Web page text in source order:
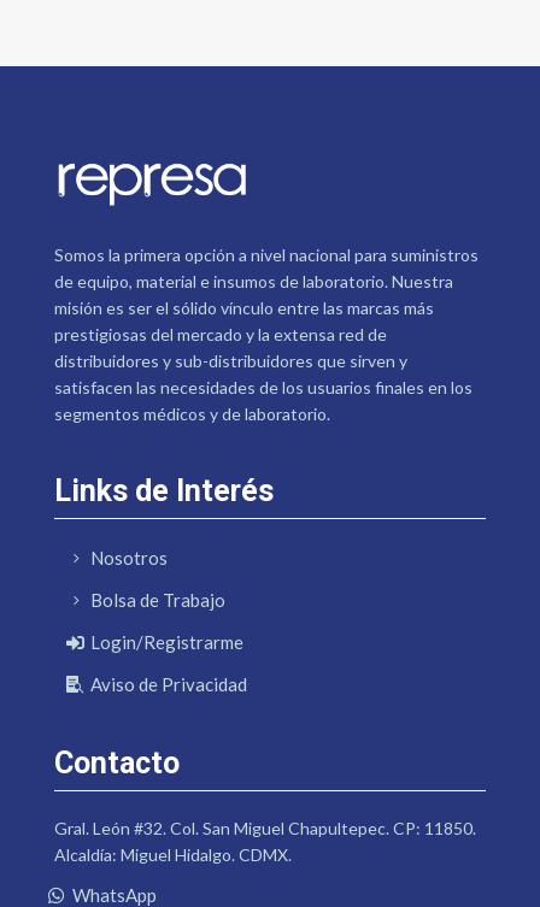
Somos la primera opción a nivel nacional para suministros
de equipo, material e insumos de laboratorio. Nuestra
misión es ser el sólido vínculo entre las marcas más
prestigiosas del mercado y la extensa red de
distribuidores y sub-distribuidores que sirven y
satisfacen las necesidades de los usuarios finales en los
segmentos médicos y de laboratorio.
Links de Interés
Nosotros
Bolsa de Trabajo
Login/Registrarme
Aviso de Privacidad
Contacto
Gral. León #32. Col. San Miguel Chapultepec. CP: 11850.
Alcaldía: Miguel Hidalgo. CDMX.
WhatsApp